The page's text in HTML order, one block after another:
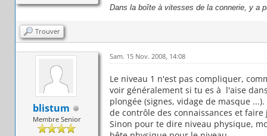
Dans la boîte à vitesses de la connerie, y a
Trouver
blistum
Membre Senior
Sam. 15 Nov. 2008, 14:08
Le niveau 1 n'est pas compliquer,
voir généralement si tu es à l'aise
plongée (signes, vidage de masque
de contrôle des connaissances et
Sinon pour te dire niveau physique,